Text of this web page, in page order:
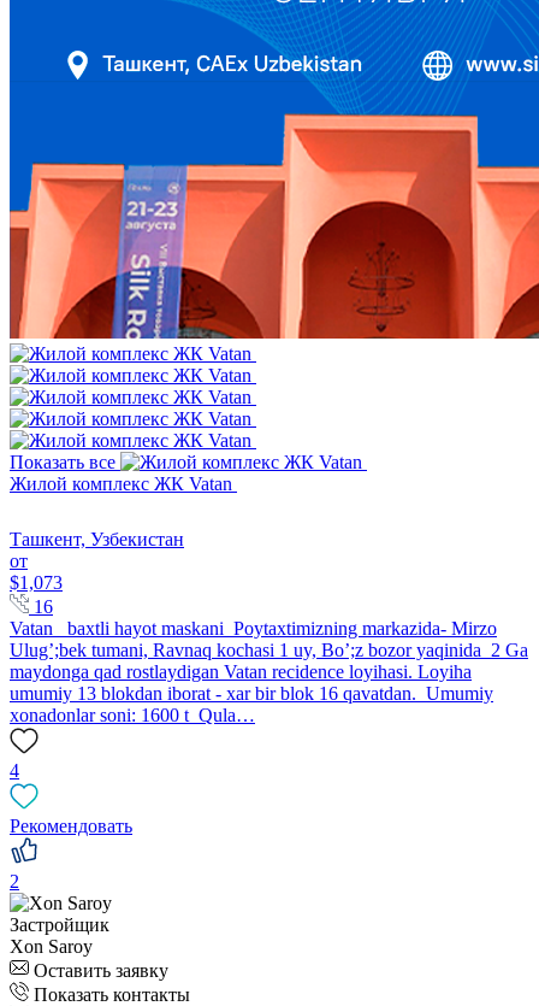
Показать все
Жилой комплекс ЖК Vatan
Ташкент, Узбекистан
от
$1,073
16
Vatan baxtli hayot maskani Poytaxtimizning markazida- Mirzo
Ulug’;bek tumani, Ravnaq kochasi 1 uy, Bo’;z bozor yaqinida 2 Ga
maydonga qad rostlaydigan Vatan recidence loyihasi. Loyiha
umumiy 13 blokdan iborat - xar bir blok 16 qavatdan. Umumiy
xonadonlar soni: 1600 t Qula…
4
Рекомендовать
2
Застройщик
Xon Saroy
Оставить заявку
Показать контакты